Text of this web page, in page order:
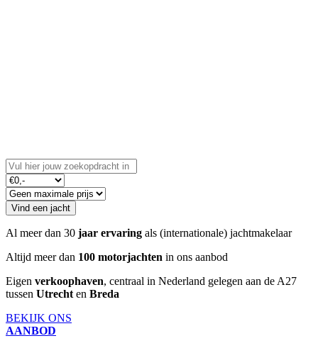
Vind een jacht
Al meer dan 30 jaar ervaring als (internationale) jachtmakelaar
Altijd meer dan 100 motorjachten in ons aanbod
Eigen verkoophaven, centraal in Nederland gelegen aan de A27
tussen Utrecht en Breda
BEKIJK ONS
AANBOD